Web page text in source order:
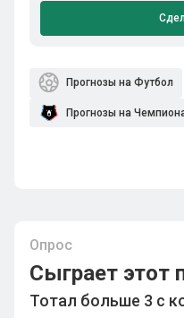
Прогнозы на Футбол
Прогнозы на
Опрос
Сыграет этот
Тотал больше 3 с